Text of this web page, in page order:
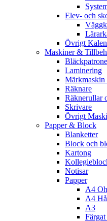
Elev- och
Övrigt
Maskiner &
Laminering
Märkmaskin
Räknare
Räknerullar
Skrivare
Övrigt
Papper & Block
Blanketter
Block och
Kartong
Notisar
Papper
A4
A4
A3